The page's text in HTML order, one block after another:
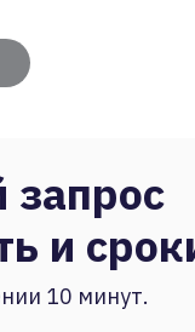
и
10 минут.